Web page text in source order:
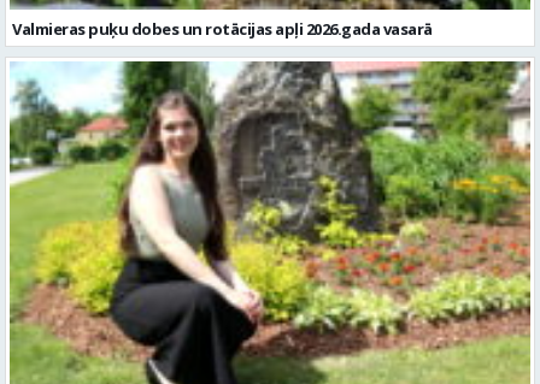
Valmieras puķu dobes un rotācijas apļi 2026.gada vasarā